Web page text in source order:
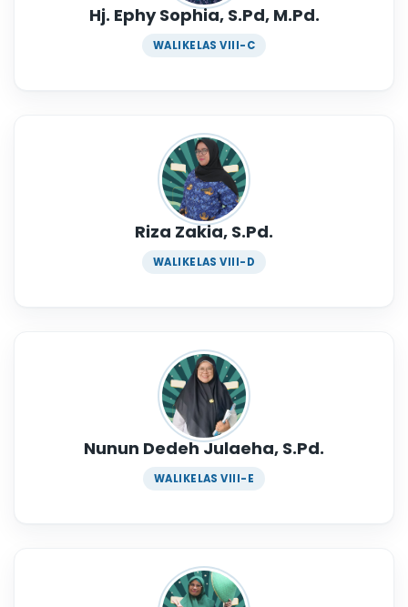
Hj. Ephy Sophia, S.Pd, M.Pd.
WALIKELAS VIII-C
Riza Zakia, S.Pd.
WALIKELAS VIII-D
Nunun Dedeh Julaeha, S.Pd.
WALIKELAS VIII-E